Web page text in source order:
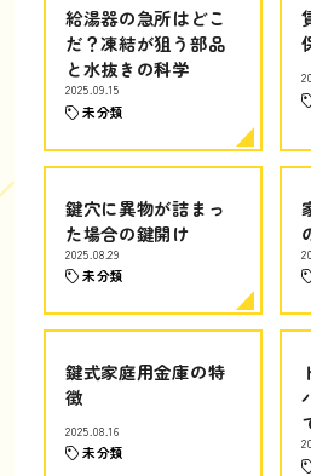
給湯器の急所はどこ
だ？凍結が狙う部品
と水抜きの科学
2025.09.15
未分類
鍵穴に異物が詰まっ
た場合の鍵開け
2025.08.29
未分類
鍵式家庭用金庫の特
徴
2025.08.16
未分類